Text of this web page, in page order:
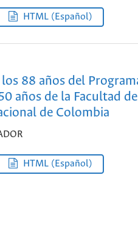
HTML (Español)
88 años del
años de la Facultad
de Colombia
HTML (Español)